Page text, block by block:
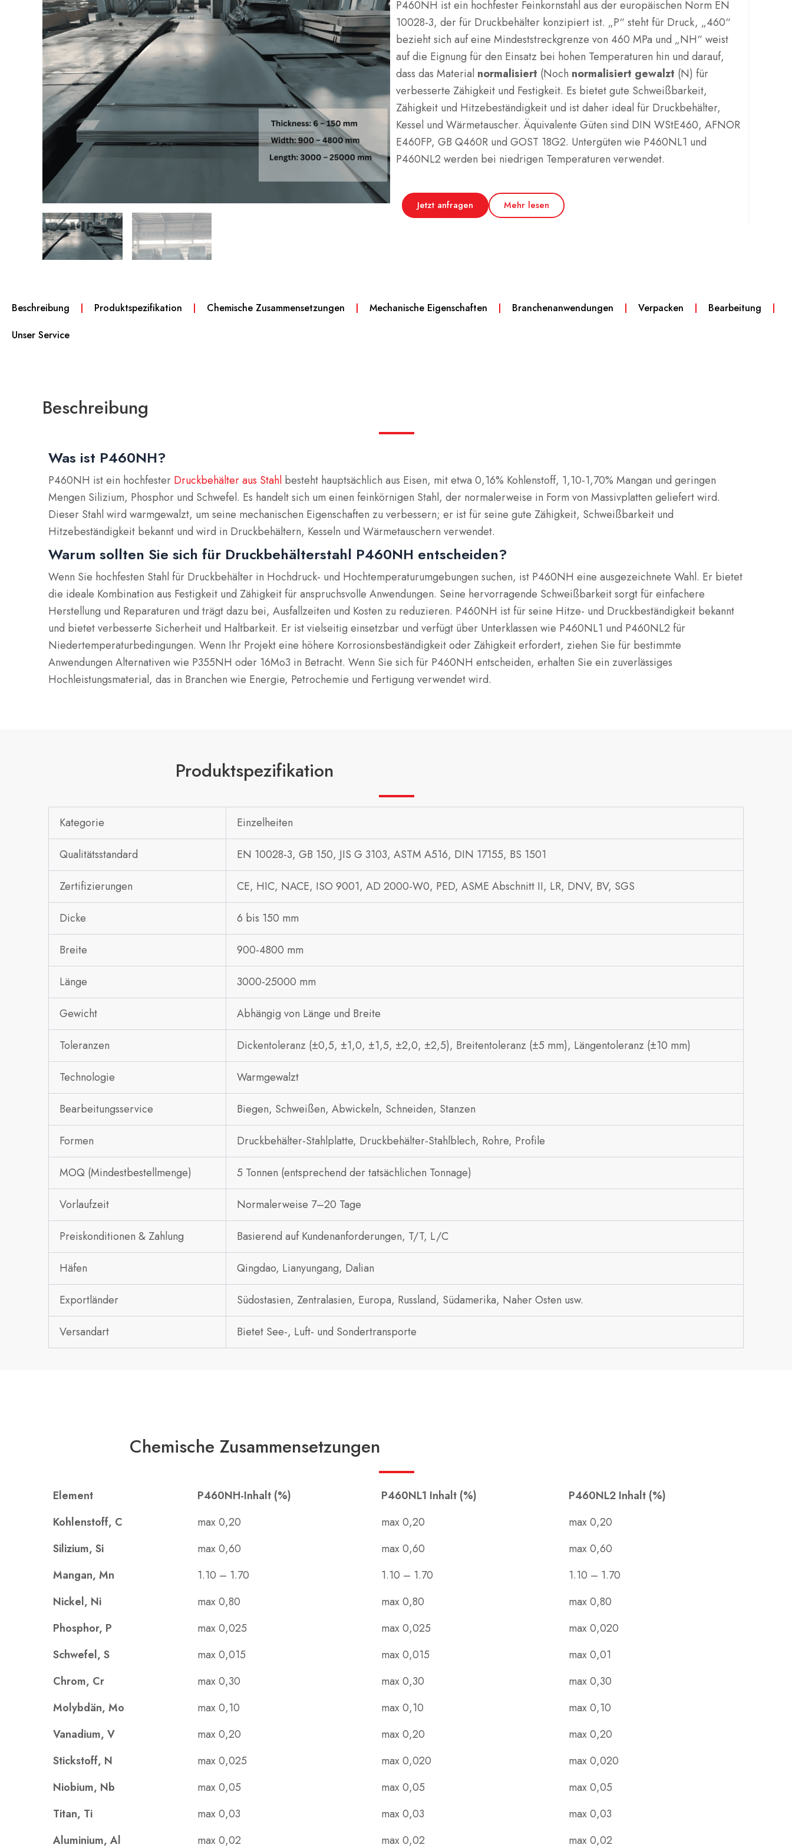
P460NH ist ein hochfester Feinkornstahl aus der europäischen Norm EN
10028-3, der für Druckbehälter konzipiert ist. „P“ steht für Druck, „460“
bezieht sich auf eine Mindeststreckgrenze von 460 MPa und „NH“ weist
auf die Eignung für den Einsatz bei hohen Temperaturen hin und darauf,
dass das Material normalisiert (Noch normalisiert gewalzt (N) für
verbesserte Zähigkeit und Festigkeit. Es bietet gute Schweißbarkeit,
Zähigkeit und Hitzebeständigkeit und ist daher ideal für Druckbehälter,
Kessel und Wärmetauscher. Äquivalente Güten sind DIN WStE460, AFNOR
E460FP, GB Q460R und GOST 18G2. Untergüten wie P460NL1 und
P460NL2 werden bei niedrigen Temperaturen verwendet.
Jetzt anfragen Mehr lesen
Beschreibung Produktspezifikation Chemische Zusammensetzungen Mechanische Eigenschaften Branchenanwendungen Verpacken
Bearbeitung
Unser Service
Beschreibung
Was ist P460NH?
P460NH ist ein hochfester Druckbehälter aus Stahl besteht hauptsächlich aus Eisen, mit etwa 0,16% Kohlenstoff, 1,10-1,70% Mangan und geringen
Mengen Silizium, Phosphor und Schwefel. Es handelt sich um einen feinkörnigen Stahl, der normalerweise in Form von Massivplatten geliefert wird.
Dieser Stahl wird warmgewalzt, um seine mechanischen Eigenschaften zu verbessern; er ist für seine gute Zähigkeit, Schweißbarkeit und
Hitzebeständigkeit bekannt und wird in Druckbehältern, Kesseln und Wärmetauschern verwendet.
Warum sollten Sie sich für Druckbehälterstahl P460NH entscheiden?
Wenn Sie hochfesten Stahl für Druckbehälter in Hochdruck- und Hochtemperaturumgebungen suchen, ist P460NH eine ausgezeichnete Wahl. Er bietet
die ideale Kombination aus Festigkeit und Zähigkeit für anspruchsvolle Anwendungen. Seine hervorragende Schweißbarkeit sorgt für einfachere
Herstellung und Reparaturen und trägt dazu bei, Ausfallzeiten und Kosten zu reduzieren. P460NH ist für seine Hitze- und Druckbeständigkeit bekannt
und bietet verbesserte Sicherheit und Haltbarkeit. Er ist vielseitig einsetzbar und verfügt über Unterklassen wie P460NL1 und P460NL2 für
Niedertemperaturbedingungen. Wenn Ihr Projekt eine höhere Korrosionsbeständigkeit oder Zähigkeit erfordert, ziehen Sie für bestimmte
Anwendungen Alternativen wie P355NH oder 16Mo3 in Betracht. Wenn Sie sich für P460NH entscheiden, erhalten Sie ein zuverlässiges
Hochleistungsmaterial, das in Branchen wie Energie, Petrochemie und Fertigung verwendet wird.
Produktspezifikation
Kategorie Einzelheiten
Qualitätsstandard EN 10028-3, GB 150, JIS G 3103, ASTM A516, DIN 17155, BS 1501
Zertifizierungen CE, HIC, NACE, ISO 9001, AD 2000-W0, PED, ASME Abschnitt II, LR, DNV, BV, SGS
Dicke 6 bis 150 mm
Breite 900-4800 mm
Länge 3000-25000 mm
Gewicht Abhängig von Länge und Breite
Toleranzen Dickentoleranz (±0,5, ±1,0, ±1,5, ±2,0, ±2,5), Breitentoleranz (±5 mm), Längentoleranz (±10 mm)
Technologie Warmgewalzt
Bearbeitungsservice Biegen, Schweißen, Abwickeln, Schneiden, Stanzen
Formen Druckbehälter-Stahlplatte, Druckbehälter-Stahlblech, Rohre, Profile
MOQ (Mindestbestellmenge) 5 Tonnen (entsprechend der tatsächlichen Tonnage)
Vorlaufzeit Normalerweise 7–20 Tage
Preiskonditionen & Zahlung Basierend auf Kundenanforderungen, T/T, L/C
Häfen Qingdao, Lianyungang, Dalian
Exportländer Südostasien, Zentralasien, Europa, Russland, Südamerika, Naher Osten usw.
Versandart Bietet See-, Luft- und Sondertransporte
Chemische Zusammensetzungen
Element P460NH-Inhalt (%) P460NL1 Inhalt (%)
P460NL2 Inhalt (%)
Kohlenstoff, C
max 0,20 max 0,20
max 0,20
Silizium, Si
max 0,60 max 0,60
max 0,60
Mangan, Mn
1.10 – 1.70 1.10 – 1.70
1.10 – 1.70
Nickel, Ni
max 0,80 max 0,80
max 0,80
Phosphor, P
max 0,025 max 0,025
max 0,020
Schwefel, S
max 0,015 max 0,015
max 0,01
Chrom, Cr
max 0,30 max 0,30
max 0,30
Molybdän, Mo
max 0,10 max 0,10
max 0,10
Vanadium, V
max 0,20 max 0,20
max 0,20
Stickstoff, N
max 0,025 max 0,020
max 0,020
Niobium, Nb
max 0,05 max 0,05
max 0,05
Titan, Ti
max 0,03 max 0,03
max 0,03
Aluminium, Al
max 0,02 max 0,02 max 0,02